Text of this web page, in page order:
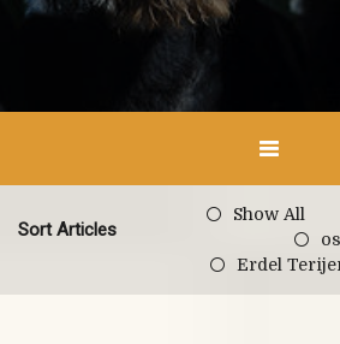
Sort Articles
Show All
Erdel